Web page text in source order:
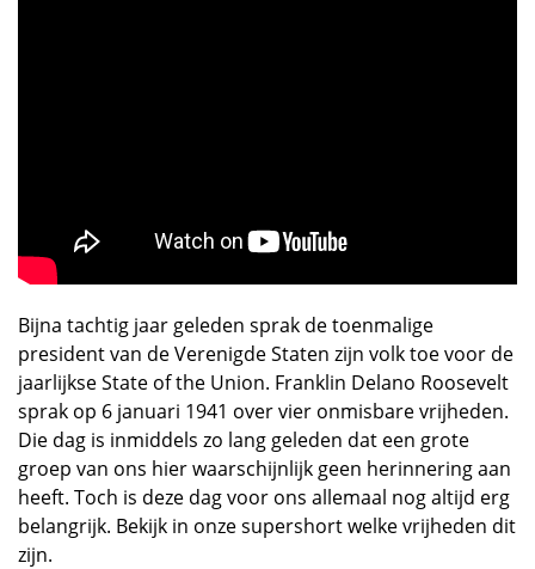
Bijna tachtig jaar geleden sprak de toenmalige
president van de Verenigde Staten zijn volk toe voor de
jaarlijkse State of the Union. Franklin Delano Roosevelt
sprak op 6 januari 1941 over vier onmisbare vrijheden.
Die dag is inmiddels zo lang geleden dat een grote
groep van ons hier waarschijnlijk geen herinnering aan
heeft. Toch is deze dag voor ons allemaal nog altijd erg
belangrijk. Bekijk in onze supershort welke vrijheden dit
zijn.